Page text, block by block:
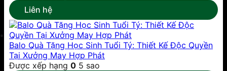
Liên hệ
Balo Quà Tặng Học Sinh Tuổi Tý: Thiết Kế Độc Quyền
Tại Xưởng May Hợp Phát
Được xếp hạng 0 5 sao